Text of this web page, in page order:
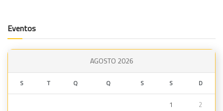
Eventos
AGOSTO 2026
S T Q Q S S D
1 2